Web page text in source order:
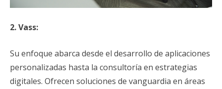
2. Vass:
Su enfoque abarca desde el desarrollo de aplicaciones
personalizadas hasta la consultoría en estrategias
digitales. Ofrecen soluciones de vanguardia en áreas